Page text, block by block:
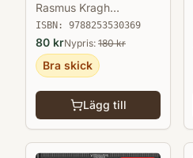
Rasmus Kragh
Jakobsen
ISBN: 9788253530369
80 krNypris: 180kr
Bra skick
Lägg till